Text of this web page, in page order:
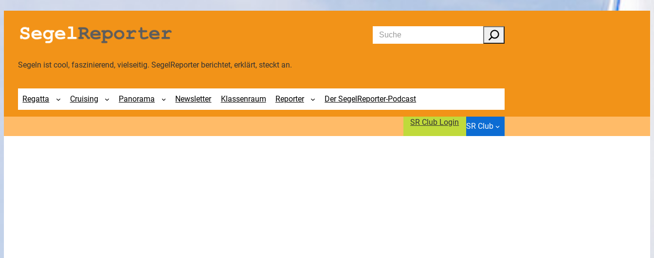
Suchen
Segeln ist cool, faszinierend, vielseitig. SegelReporter berichtet, erklärt, steckt an.
Regatta Cruising Panorama Newsletter Klassenraum Reporter Der SegelReporter-Podcast
SR Club Login SR Club